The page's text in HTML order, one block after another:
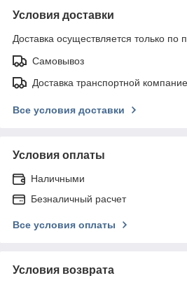
Условия доставки
Доставка осуществляется только по
Самовывоз
Доставка транспортной
Все условия доставки
Условия оплаты
Наличными
Безналичный расчет
Все условия оплаты
Условия возврата